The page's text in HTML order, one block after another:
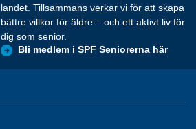
landet. Tillsammans verkar vi för att skapa
bättre villkor för äldre – och ett aktivt liv för
dig som senior.
Bli medlem i SPF Seniorerna här